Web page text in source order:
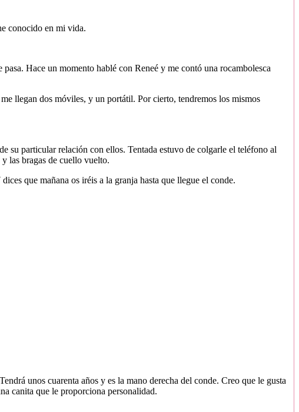
conocido en mi vida.
Hace un momento hablé con Reneé y me contó una rocambolesca
llegan dos móviles, y un portátil. Por cierto, tendremos los mismos
su particular relación con ellos. Tentada estuvo de colgarle el teléfono al
las bragas de cuello vuelto.
que mañana os iréis a la granja hasta que llegue el conde.
unos cuarenta años y es la mano derecha del conde. Creo que le gusta
canita que le proporciona personalidad.